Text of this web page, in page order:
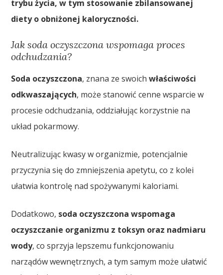
trybu życia, w tym stosowanie zbilansowanej
diety o obniżonej kaloryczności.
Jak soda oczyszczona wspomaga proces
odchudzania?
Soda oczyszczona, znana ze swoichwłaściwości
odkwaszających, może stanowić cenne wsparcie w
procesie odchudzania, oddziałując korzystnie na
układ pokarmowy.
Neutralizując kwasy w organizmie, potencjalnie
przyczynia się do zmniejszenia apetytu, co z kolei
ułatwia kontrolę nad spożywanymi kaloriami.
Dodatkowo, soda oczyszczona wspomaga
oczyszczanie organizmu z toksyn oraz nadmiaru
wody, co sprzyja lepszemu funkcjonowaniu
narządów wewnętrznych, a tym samym może ułatwić